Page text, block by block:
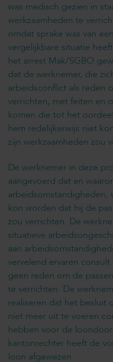
was medisch gezien in
werkzaamheden te
omdat sprake was van
vergelijkbare situatie
het arrest Mak/SGBO
dat de werknemer, die
arbeidsconflict als reden
verrichten, met feiten en
komen die tot het
hem redelijkerwijs niet
zijn werkzaamheden zou
De werknemer in deze
aangevoerd dat en
arbeidsomstandigheden,
kon worden dat hij de
zou verrichten. De
situatieve
aan
vervelend ervaren
geen reden om de
te verrichten. De
realiseren dat het besluit
niet meer uit te voeren
hebben voor de
kantonrechter heeft de
loon afgewezen.